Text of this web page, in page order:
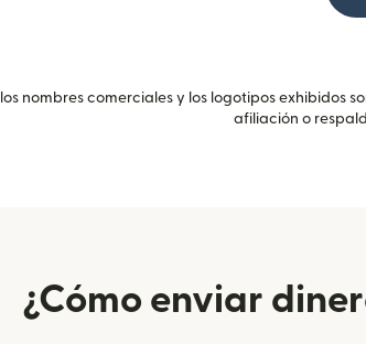
nombres comerciales y los logotipos exhibidos
afiliación o
¿Cómo enviar